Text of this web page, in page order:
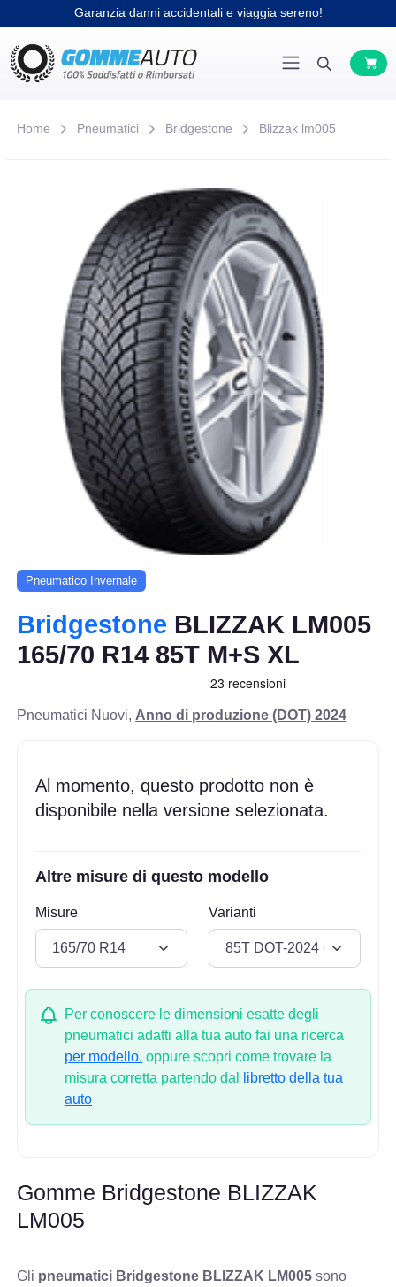
Garanzia danni accidentali e viaggia sereno!
Home Pneumatici Bridgestone Blizzak lm005
Pneumatico Invernale
Bridgestone BLIZZAK LM005
165/70 R14 85T M+S XL
Pneumatici Nuovi, Anno di produzione (DOT) 2024
Al momento, questo prodotto non è
disponibile nella versione selezionata.
Altre misure di questo modello
Misure Varianti
Per conoscere le dimensioni esatte degli
pneumatici adatti alla tua auto fai una ricerca
per modello. oppure scopri come trovare la
misura corretta partendo dal
libretto della tua
auto
Gomme Bridgestone BLIZZAK
LM005
Gli pneumatici Bridgestone BLIZZAK LM005 sono